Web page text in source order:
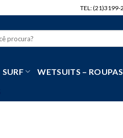
TEL: (21)3199-
SURF WETSUITS –